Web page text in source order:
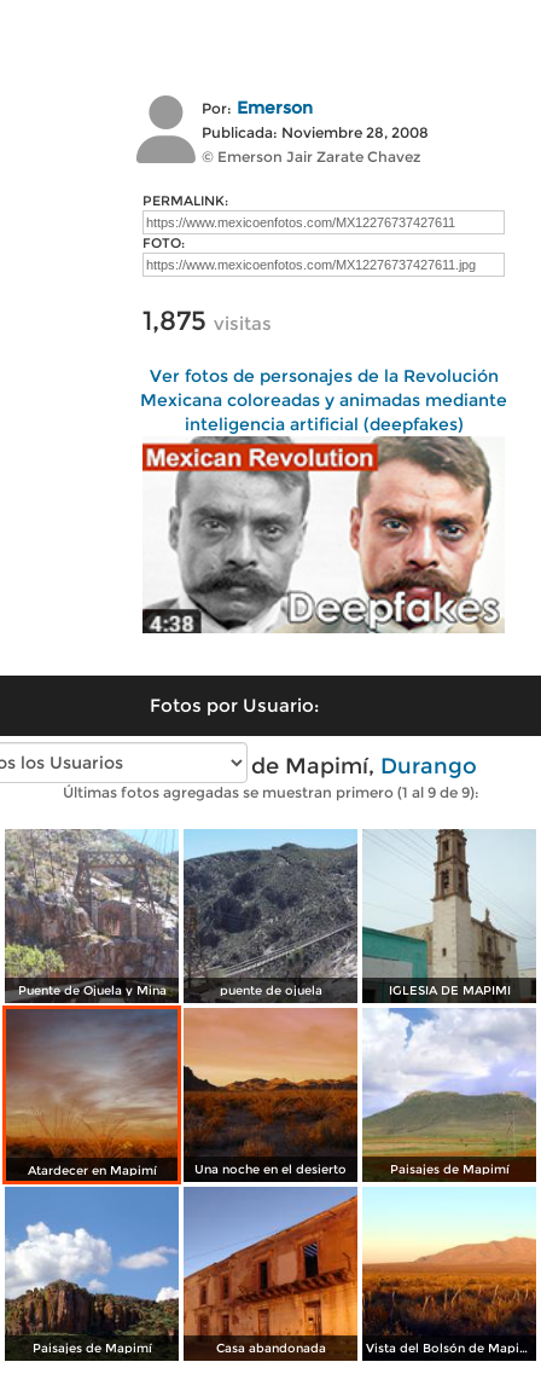
Por: Emerson
Publicada: Noviembre 28, 2008
© Emerson Jair Zarate Chavez
PERMALINK:
FOTO:
1,875 visitas
Ver fotos de personajes de la Revolución
Mexicana coloreadas y animadas mediante
inteligencia artificial (deepfakes)
Fotos por Usuario:
Fotos modernas de Mapimí, Durango
Últimas fotos agregadas se muestran primero (1 al 9 de 9):
Puente de Ojuela y Mina puente de ojuela IGLESIA DE MAPIMI
Atardecer en Mapimí Una noche en el desierto Paisajes de Mapimí
Paisajes de Mapimí Casa abandonada Vista del Bolsón de Mapimí